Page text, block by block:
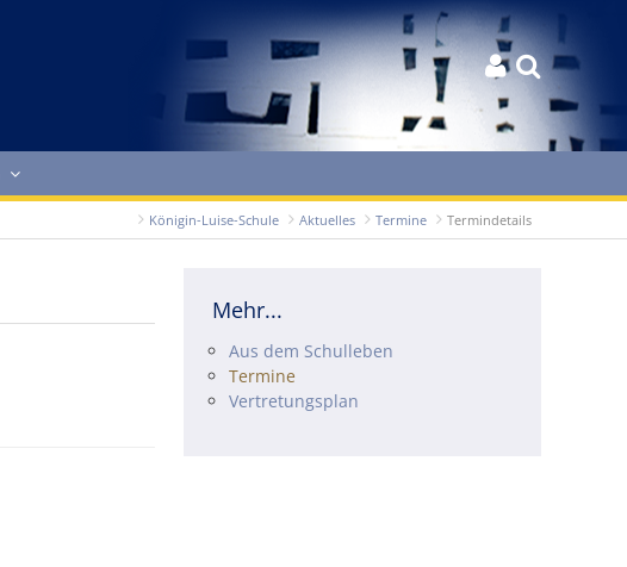
 
Königin-Luise-Schule Aktuelles Termine Termindetails
Mehr...
Navigation überspringen
Aus dem Schulleben
Termine
Vertretungsplan